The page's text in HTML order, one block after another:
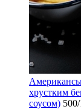
хрустким
соусом)